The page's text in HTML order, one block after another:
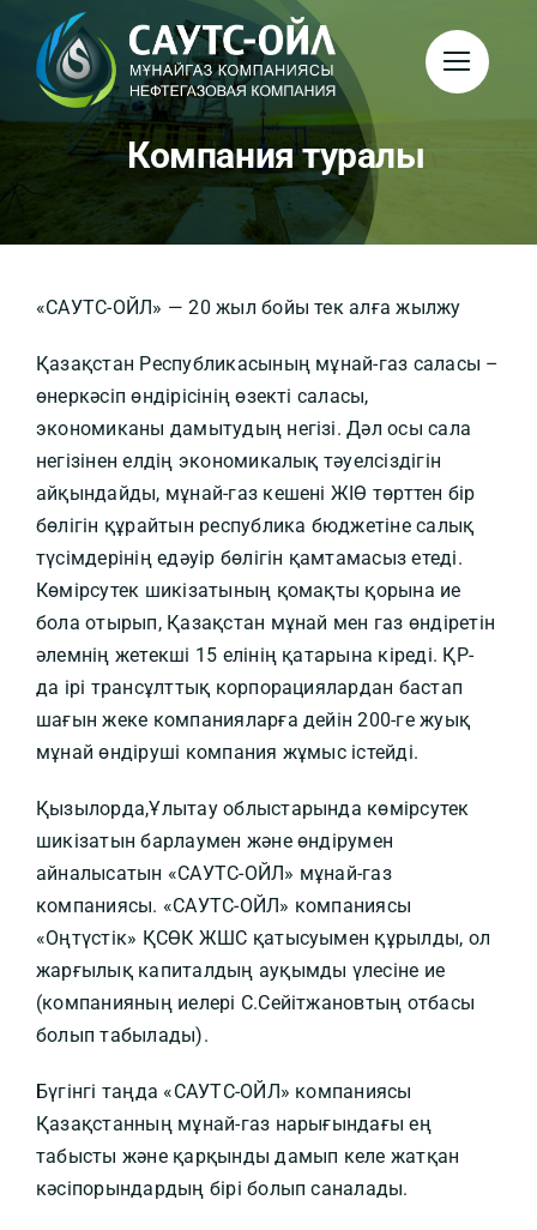
content
Компания туралы
«САУТС-ОЙЛ» — 20 жыл бойы тек алға жылжу
Қазақстан Республикасының мұнай-газ саласы –
өнеркәсіп өндірісінің өзекті саласы,
экономиканы дамытудың негізі. Дәл осы сала
негізінен елдің экономикалық тәуелсіздігін
айқындайды, мұнай-газ кешені ЖІӨ төрттен бір
бөлігін құрайтын республика бюджетіне салық
түсімдерінің едәуір бөлігін қамтамасыз етеді.
Көмірсутек шикізатының қомақты қорына ие
бола отырып, Қазақстан мұнай мен газ өндіретін
әлемнің жетекші 15 елінің қатарына кіреді. ҚР-
да ірі трансұлттық корпорациялардан бастап
шағын жеке компанияларға дейін 200-ге жуық
мұнай өндіруші компания жұмыс істейді.
Қызылорда,Ұлытау облыстарында көмірсутек
шикізатын барлаумен және өндірумен
айналысатын «САУТС-ОЙЛ» мұнай-газ
компаниясы. «САУТС-ОЙЛ» компаниясы
«Оңтүстік» ҚСӨК ЖШС қатысуымен құрылды, ол
жарғылық капиталдың ауқымды үлесіне ие
(компанияның иелері С.Сейітжановтың отбасы
болып табылады).
Бүгінгі таңда «САУТС-ОЙЛ» компаниясы
Қазақстанның мұнай-газ нарығындағы ең
табысты және қарқынды дамып келе жатқан
кәсіпорындардың бірі болып саналады.